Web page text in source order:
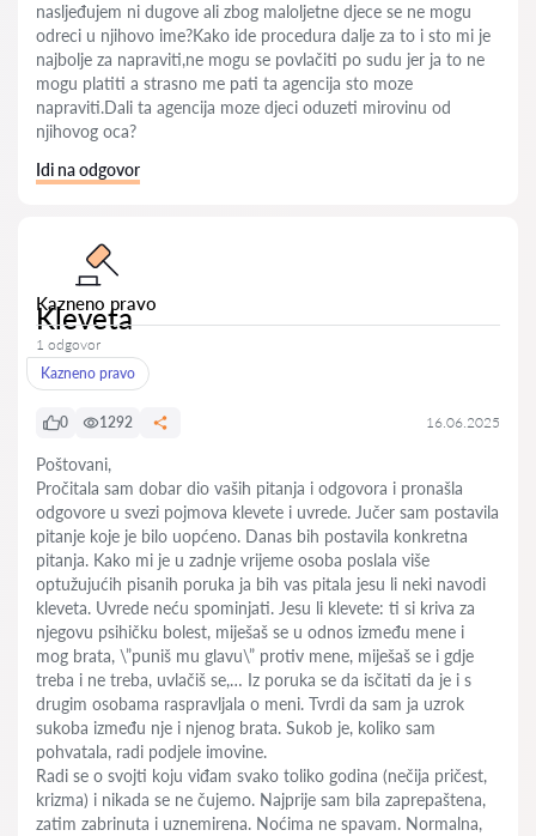
nasljeđujem ni dugove ali zbog maloljetne djece se ne mogu
odreci u njihovo ime?Kako ide procedura dalje za to i sto mi je
najbolje za napraviti,ne mogu se povlačiti po sudu jer ja to ne
mogu platiti a strasno me pati ta agencija sto moze
napraviti.Dali ta agencija moze djeci oduzeti mirovinu od
njihovog oca?
Idi na odgovor
Kazneno pravo
Kleveta
1 odgovor
Kazneno pravo
0 1292 16.06.2025
Poštovani,
Pročitala sam dobar dio vaših pitanja i odgovora i pronašla
odgovore u svezi pojmova klevete i uvrede. Jučer sam postavila
pitanje koje je bilo uopćeno. Danas bih postavila konkretna
pitanja. Kako mi je u zadnje vrijeme osoba poslala više
optužujućih pisanih poruka ja bih vas pitala jesu li neki navodi
kleveta. Uvrede neću spominjati. Jesu li klevete: ti si kriva za
njegovu psihičku bolest, miješaš se u odnos između mene i
mog brata, \”puniš mu glavu\” protiv mene, miješaš se i gdje
treba i ne treba, uvlačiš se,… Iz poruka se da isčitati da je i s
drugim osobama raspravljala o meni. Tvrdi da sam ja uzrok
sukoba između nje i njenog brata. Sukob je, koliko sam
pohvatala, radi podjele imovine.
Radi se o svojti koju viđam svako toliko godina (nečija pričest,
krizma) i nikada se ne čujemo. Najprije sam bila zaprepaštena,
zatim zabrinuta i uznemirena. Noćima ne spavam. Normalna,